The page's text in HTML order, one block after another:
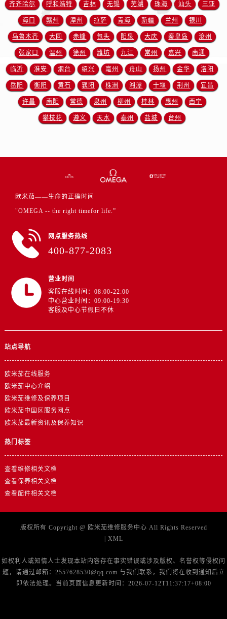
江苏省盐城市盐都区世纪大道5号盐城金融城写字楼1号楼16层1604室欧米茄售后服务中心（需提前预约）
江苏省扬州市邗江区国展路29号星耀天地写字楼1号楼18层1803室欧米茄售后服务中心（需提前预约）
江苏省镇江市京口区中山东路欧米茄售后服务中心（需提前预约）
江西省抚州市临川区赣东大道欧米茄售后服务中心（需提前预约）
江西省赣州市章贡区文清路欧米茄售后服务中心（需提前预约）
江西省吉安市吉州区井冈山大道欧米茄售后服务中心（需提前预约）
江西省景德镇市珠山区珠山中路欧米茄售后服务中心（需提前预约）
江西省九江市浔阳区浔阳路欧米茄售后服务中心（需提前预约）
山东省潍坊市奎文区东风东街欧米茄售后服务中心（需提前预约）
山东省淄博市张店区金晶大道欧米茄售后服务中心（需提前预约）
澳门特别行政区大堂区议事亭前地（新马路）欧米茄售后服务中心（需提前预约）
澳门特别行政区花地玛堂区关闸广场欧米茄售后服务中心（需提前预约）
澳门特别行政区花王堂区大三巴商圈欧米茄售后服务中心（需提前预约）
澳门特别行政区嘉模堂区官也街欧米茄售后服务中心（需提前预约）
齐齐哈尔 呼和浩特 吉林 无锡 芜湖 珠海 汕头 三亚
海口 赣州 漳州 拉萨 青海 新疆 兰州 银川
乌鲁木齐 大同 赤峰 包头 阳泉 大庆 秦皇岛 沧州
张家口 温州 徐州 潍坊 九江 常州 嘉兴 南通
临沂 淮安 烟台 绍兴 亳州 舟山 扬州 金华 洛阳
岳阳 衡阳 黄石 襄阳 株洲 湘潭 十堰 荆州 宜昌
许昌 南阳 常德 泉州 柳州 桂林 惠州 西宁
攀枝花 遵义 天水 泰州 盐城 台州
欧米茄——生命的正确时间
"OMEGA -- the right timefor life.”
网点服务热线
400-877-2083
营业时间
客服在线时间：08:00-22:00
中心营业时间：09:00-19:30
客服及中心节假日不休
站点导航
欧米茄在线服务
欧米茄中心介绍
欧米茄维修及保养项目
欧米茄中国区服务网点
欧米茄最新资讯及保养知识
热门标签
查看维修相关文档
查看保养相关文档
查看配件相关文档
版权所有 Copyright @ 欧米茄维修服务中心 All Rights Reserved
XML
如权利人或知情人士发现本站内容存在事实错误或涉及版权、名誉权等侵权问
题，请通过邮箱：2557628530@qq.com 与我们联系，我们将在收到通知后立
即依法处理。当前页面信息更新时间：2026-07-12T11:37:17+08:00